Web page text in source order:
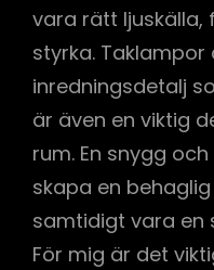
vara rätt
styrka.
inredningsdetalj
är även en viktig
rum. En snygg
skapa en
samtidigt vara en
För mig är det